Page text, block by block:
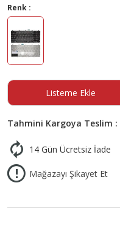
Renk :
Listeme Ekle
Tahmini Kargoya Teslim :
14 Gün Ücretsiz İade
Mağazayı Şikayet Et